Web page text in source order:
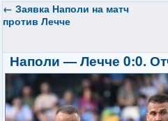
← Заявка Наполи на матч
против Лечче
Наполи — Лечче 0:0.